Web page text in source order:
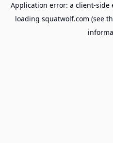
Application error: a client-side
loading squatwolf.com (see